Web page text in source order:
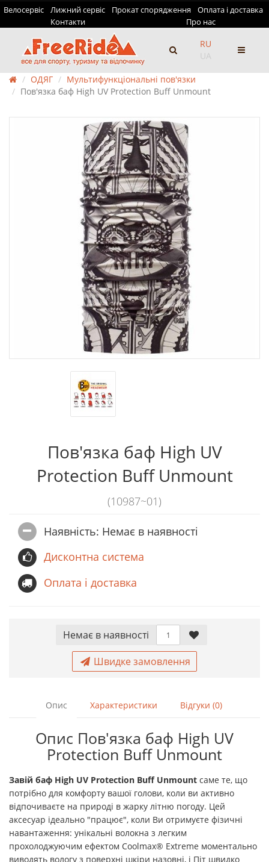
Велосервіс Лижний сервіс Прокат спорядження
Оплата і доставка
Контакти
Про нас
RU
UA
ОДЯГ
Мультифункціональні пов'язки
Пов'язка баф High UV Protection Buff Unmount
Пов'язка баф High UV
Protection Buff Unmount
(10987~01)
Наявність: Немає в наявностi
Дисконтна система
Оплата і доставка
Немає в наявностi
Швидке замовлення
Опис Характеристики Відгуки (0)
Опис Пов'язка баф High UV
Protection Buff Unmount
Завій баф High UV Protection Buff Unmount саме те, що
потрібно для комфорту вашої голови, коли ви активно
відпочиваєте на природі в жарку літню погоду. Цей
аксесуар ідеально "працює", коли Ви отримуєте фізичні
навантаження: унікальні волокна з легким
прохолоджуючим ефектом Coolmax® Extreme моментально
виводять вологу з поверхні шкіри назовні, і Піт швидко